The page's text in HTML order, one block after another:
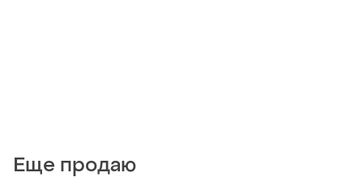
Еще продаю